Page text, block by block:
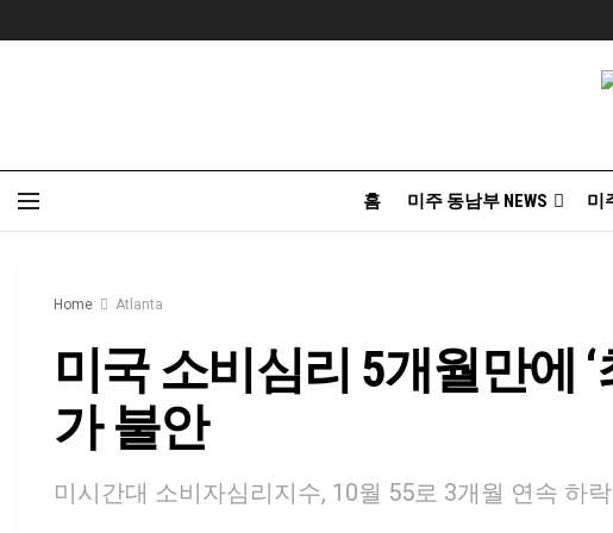
홈 미주 동남부 NEWS 미
Home Atlanta
미국 소비심리 5개월만에
가 불안
미시간대 소비자심리지수, 10월 55로 3개월 연속 하락